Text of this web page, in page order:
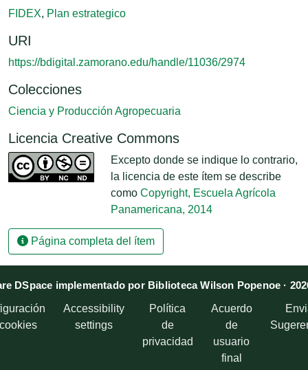
FIDEX, Plan estrategico
URI
https://bdigital.zamorano.edu/handle/11036/2974
Colecciones
Ciencia y Producción Agropecuaria
Licencia Creative Commons
Excepto donde se indique lo contrario,
la licencia de este ítem se describe
como Copyright, Escuela Agrícola
Panamericana, 2014
Página completa del ítem
DSpace implementado por Biblioteca Wilson Popenoe ·
Accessibility
settings
Política
de
privacidad
Acuerdo
de
usuario
final